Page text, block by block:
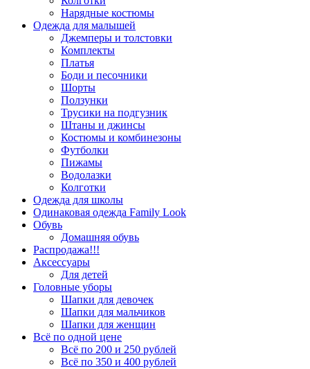
Нарядные костюмы
Одежда для малышей
Джемперы и толстовки
Комплекты
Платья
Боди и песочники
Шорты
Ползунки
Трусики на подгузник
Штаны и джинсы
Костюмы и комбинезоны
Футболки
Пижамы
Водолазки
Колготки
Одежда для школы
Одинаковая одежда Family Look
Обувь
Домашняя обувь
Распродажа!!!
Аксессуары
Для детей
Головные уборы
Шапки для девочек
Шапки для мальчиков
Шапки для женщин
Всё по одной цене
Всё по 200 и 250 рублей
Всё по 350 и 400 рублей